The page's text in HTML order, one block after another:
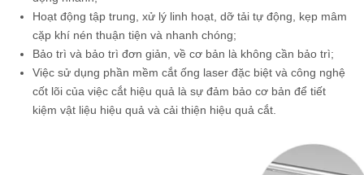
Hoạt động tập trung, xử lý linh hoạt, dỡ tải tự động, kẹp mâm
cặp khí nén thuận tiện và nhanh chóng;
Bảo trì và bảo trì đơn giản, về cơ bản là không cần bảo trì;
Việc sử dụng phần mềm cắt ống laser đặc biệt và công nghệ
cốt lõi của việc cắt hiệu quả là sự đảm bảo cơ bản để tiết
kiệm vật liệu hiệu quả và cải thiện hiệu quả cắt.